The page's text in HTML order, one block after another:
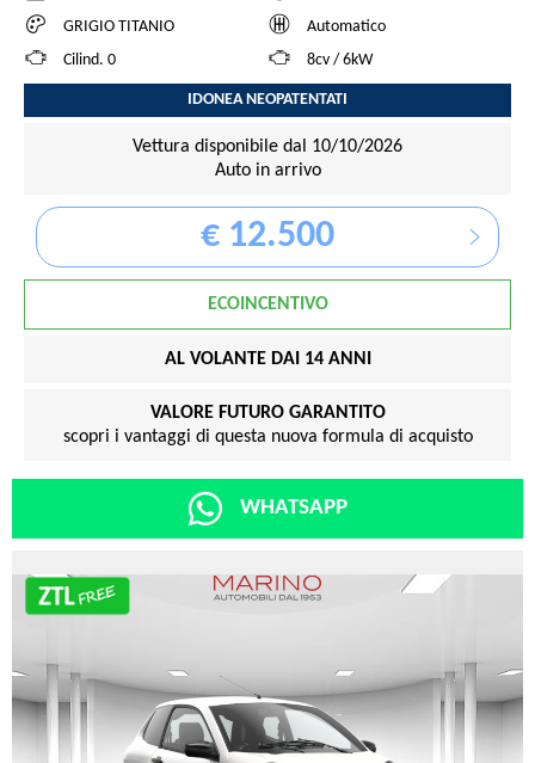
GRIGIO TITANIO
Automatico
Cilind. 0
8cv / 6kW
IDONEA NEOPATENTATI
Vettura disponibile dal 10/10/2026
Auto in arrivo
€ 12.500
ECOINCENTIVO
AL VOLANTE DAI 14 ANNI
VALORE FUTURO GARANTITO
scopri i vantaggi di questa nuova formula di acquisto
WHATSAPP